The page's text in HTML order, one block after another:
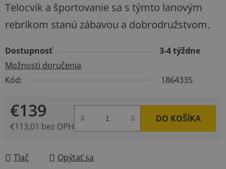
Telocvik a športovanie sa s týmto lanovým
rebríkom stanú zábavou a dobrodružstvom.
Dostupnosť
3-4 týždne
Možnosti doručenia
Kód:
1864335
€139
€113,01 bez DPH
DO KOŠÍKA
Tlač Opýtať sa